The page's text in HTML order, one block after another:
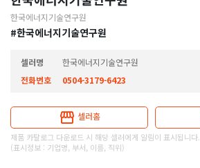
한국에너지기술연구원
#한국에너지기술연구원
셀러명
한국에너지기술연구원
전화번호
0504-3179-6423
셀러홈
제품 카탈로그 다운로드 시 해당 셀러에게 알림이 표시됩니다.
(표시정보 : 기업명, 부서, 이름, 직위)